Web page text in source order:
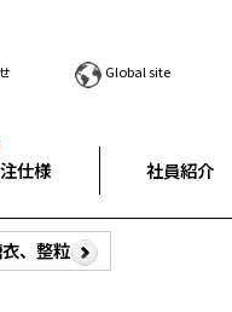
Global site
仕様 社員紹介
、整粒